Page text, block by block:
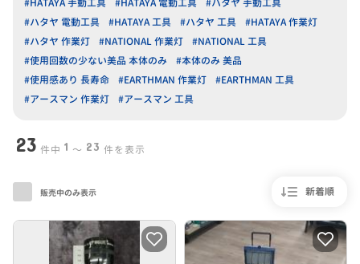
#HATAYA 手動工具
#HATAYA 電動工具
#ハタヤ 手動工具
#ハタヤ 電動工具
#HATAYA 工具 #ハタヤ 工具
#HATAYA 作業灯
#ハタヤ 作業灯
#NATIONAL 作業灯
#NATIONAL 工具
#使用回数の少ない美品 本体のみ
#本体のみ 美品
#使用感あり 長寿命
#EARTHMAN 作業灯
#EARTHMAN 工具
#アースマン 作業灯
#アースマン 工具
23 件中 1 〜 23 件を表示
新着順
販売中のみ表示